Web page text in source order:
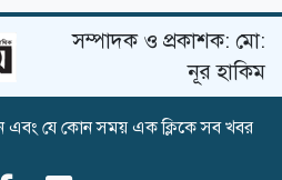
১০০ পরিবারকে ঘর তুলে দেবেন
প্রধানমন্ত্রী
পারকি সৈকত থেকে প্রকাশ্যে অবৈধ
সম্পাদক ও প্রকাশক: মো:
নূর হাকিম
এবং যে কোন সময় এক ক্লিকে সব খবর